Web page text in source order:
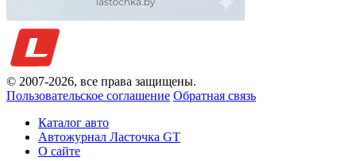
© 2007-2026, все права защищены.
Пользовательское соглашение Обратная связь
Каталог авто
Автожурнал Ласточка GT
О сайте